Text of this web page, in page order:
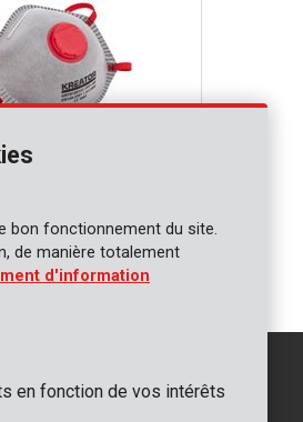
FFP1 réduction
pcs
bon fonctionnement du site.
de manière totalement
d'information
en fonction de vos intérêts